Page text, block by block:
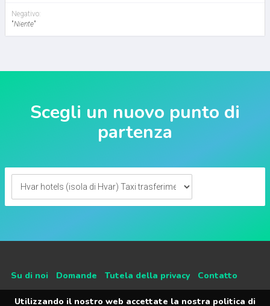
Negativo:
"Niente"
Scegli un nuovo punto di
partenza
Su di noi Domande Tutela della privacy Contatto
Utilizzando il nostro web accettate la nostra politica di